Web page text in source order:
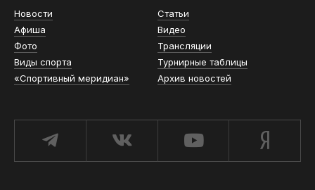
Новости
Статьи
Афиша
Видео
Фото
Трансляции
Виды спорта
Турнирные таблицы
«Спортивный меридиан»
Архив новостей